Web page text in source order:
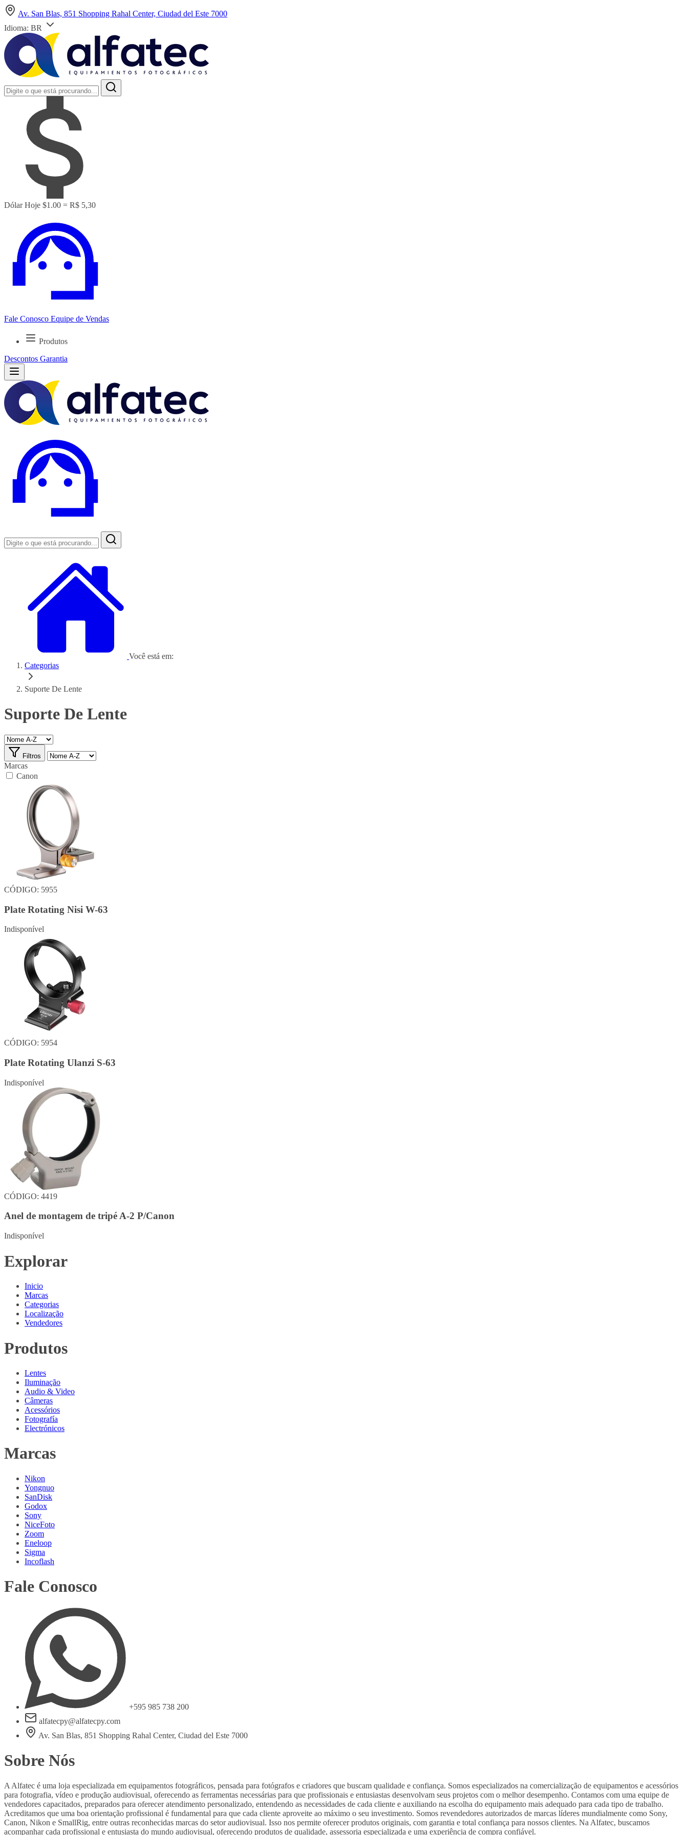
Av. San Blas, 851 Shopping Rahal Center, Ciudad del Este 7000
Idioma: BR
Dólar Hoje $1.00 = R$ 5,30
Fale Conosco Equipe de Vendas
Produtos
Descontos Garantia
Você está em:
Categorias
Suporte De Lente
Suporte De Lente
Filtros
Marcas
Canon
CÓDIGO: 5955
Plate Rotating Nisi W-63
Indisponível
CÓDIGO: 5954
Plate Rotating Ulanzi S-63
Indisponível
CÓDIGO: 4419
Anel de montagem de tripé A-2 P/Canon
Indisponível
Explorar
Inicio
Marcas
Categorias
Localização
Vendedores
Produtos
Lentes
Iluminação
Audio & Video
Câmeras
Acessórios
Fotografía
Electrónicos
Marcas
Nikon
Yongnuo
SanDisk
Godox
Sony
NiceFoto
Zoom
Eneloop
Sigma
Incoflash
Fale Conosco
+595 985 738 200
alfatecpy@alfatecpy.com
Av. San Blas, 851 Shopping Rahal Center, Ciudad del Este 7000
Sobre Nós
A Alfatec é uma loja especializada em equipamentos fotográficos, pensada para fotógrafos e criadores que buscam qualidade e confiança. Somos especializados na comercialização de equipamentos e acessórios
para fotografia, vídeo e produção audiovisual, oferecendo as ferramentas necessárias para que profissionais e entusiastas desenvolvam seus projetos com o melhor desempenho. Contamos com uma equipe de
vendedores capacitados, preparados para oferecer atendimento personalizado, entendendo as necessidades de cada cliente e auxiliando na escolha do equipamento mais adequado para cada tipo de trabalho.
Acreditamos que uma boa orientação profissional é fundamental para que cada cliente aproveite ao máximo o seu investimento. Somos revendedores autorizados de marcas líderes mundialmente como Sony,
Canon, Nikon e SmallRig, entre outras reconhecidas marcas do setor audiovisual. Isso nos permite oferecer produtos originais, com garantia e total confiança para nossos clientes. Na Alfatec, buscamos
acompanhar cada profissional e entusiasta do mundo audiovisual, oferecendo produtos de qualidade, assessoria especializada e uma experiência de compra confiável.